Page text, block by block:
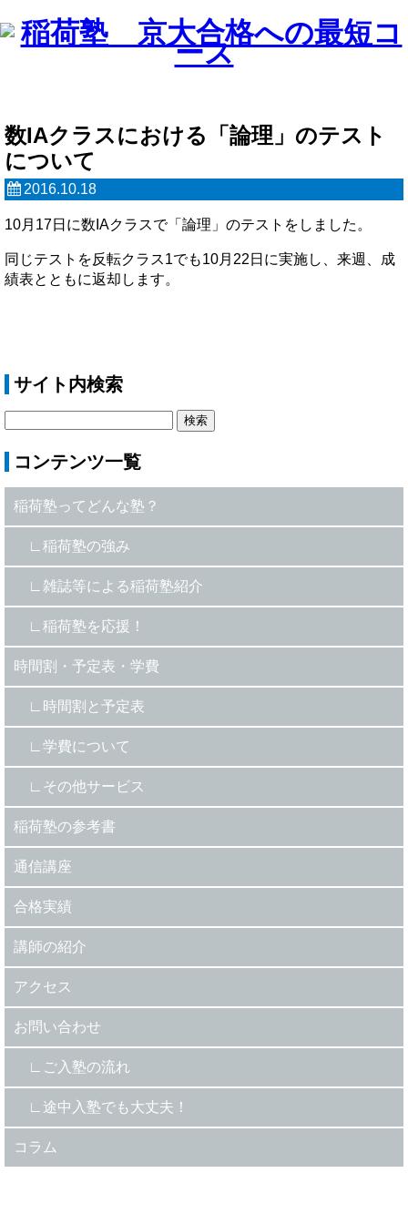
数IAクラスにおける「論理」のテスト
について
2016.10.18
10月17日に数IAクラスで「論理」のテストをしました。
同じテストを反転クラス1でも10月22日に実施し、来週、成
績表とともに返却します。
サイト内検索
コンテンツ一覧
稲荷塾ってどんな塾？
稲荷塾の強み
雑誌等による稲荷塾紹介
稲荷塾を応援！
時間割・予定表・学費
時間割と予定表
学費について
その他サービス
稲荷塾の参考書
通信講座
合格実績
講師の紹介
アクセス
お問い合わせ
ご入塾の流れ
途中入塾でも大丈夫！
コラム